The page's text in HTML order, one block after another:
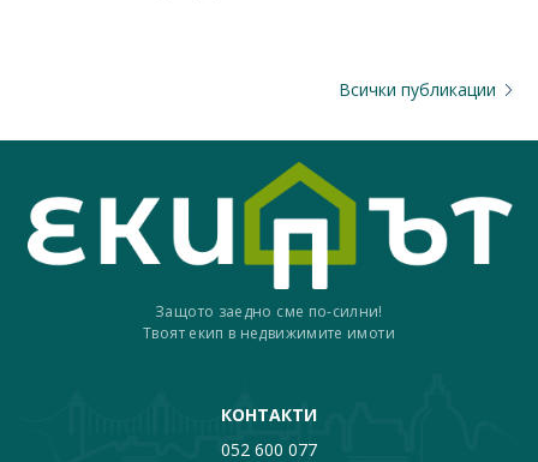
Всички публикации
Защото заедно сме по-силни!
Твоят екип в недвижимите имоти
КОНТАКТИ
052 600 077